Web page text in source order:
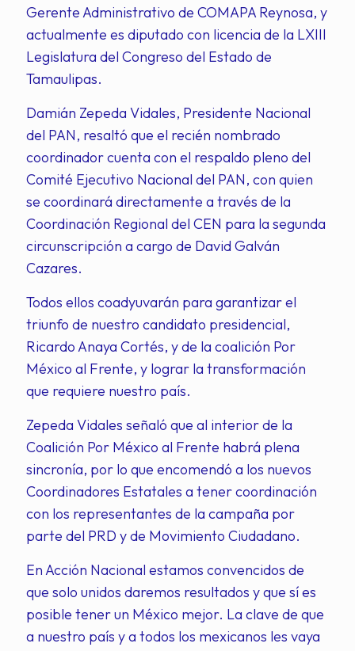
Gerente Administrativo de COMAPA Reynosa, y
actualmente es diputado con licencia de la LXIII
Legislatura del Congreso del Estado de
Tamaulipas.
Damián Zepeda Vidales, Presidente Nacional
del PAN, resaltó que el recién nombrado
coordinador cuenta con el respaldo pleno del
Comité Ejecutivo Nacional del PAN, con quien
se coordinará directamente a través de la
Coordinación Regional del CEN para la segunda
circunscripción a cargo de David Galván
Cazares.
Todos ellos coadyuvarán para garantizar el
triunfo de nuestro candidato presidencial,
Ricardo Anaya Cortés, y de la coalición Por
México al Frente, y lograr la transformación
que requiere nuestro país.
Zepeda Vidales señaló que al interior de la
Coalición Por México al Frente habrá plena
sincronía, por lo que encomendó a los nuevos
Coordinadores Estatales a tener coordinación
con los representantes de la campaña por
parte del PRD y de Movimiento Ciudadano.
En Acción Nacional estamos convencidos de
que solo unidos daremos resultados y que sí es
posible tener un México mejor. La clave de que
a nuestro país y a todos los mexicanos les vaya